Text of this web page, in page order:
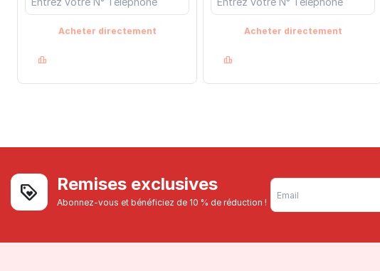
Acheter directement Acheter directement
Remises exclusives
Abonnez-vous et bénéficiez de 10 % de réduction !